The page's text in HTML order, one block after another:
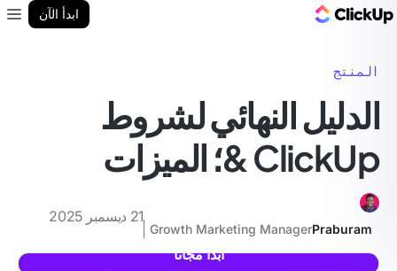
ابدأ الآن
ابدأ مجانا
المنتج
الدليل النهائي لشروط
ClickUp &؛ الميزات
Praburam
Growth Marketing Manager
21 ديسمبر 2025